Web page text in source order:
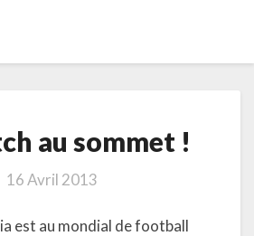
match
au
sommet
au sommet !
16 Avril 2013
est au mondial de football